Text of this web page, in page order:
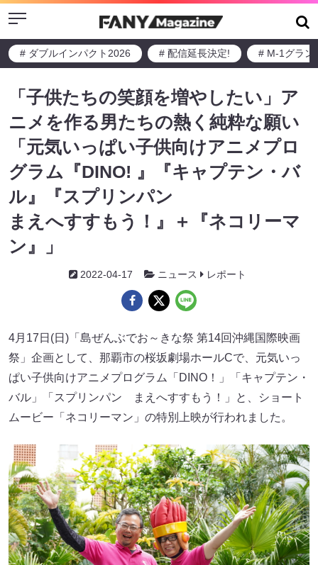
Menu
# ダブルインパクト2026 # 配信延長決定! # M-1グラン
「子供たちの笑顔を増やしたい」ア
ニメを作る男たちの熱く純粋な願い
「元気いっぱい子供向けアニメプロ
グラム『DINO! 』『キャプテン・バ
ル』『スプリンパン
まえへすすもう！』＋『ネコリーマ
ン』」
2022-04-17 ニュース レポート
4月17日(日)「島ぜんぶでお～きな祭 第14回沖縄国際映画
祭」企画として、那覇市の桜坂劇場ホールCで、元気いっ
ぱい子供向けアニメプログラム「DINO！」「キャプテン・
バル」「スプリンパン まえへすすもう！」と、ショート
ムービー「ネコリーマン」の特別上映が行われました。